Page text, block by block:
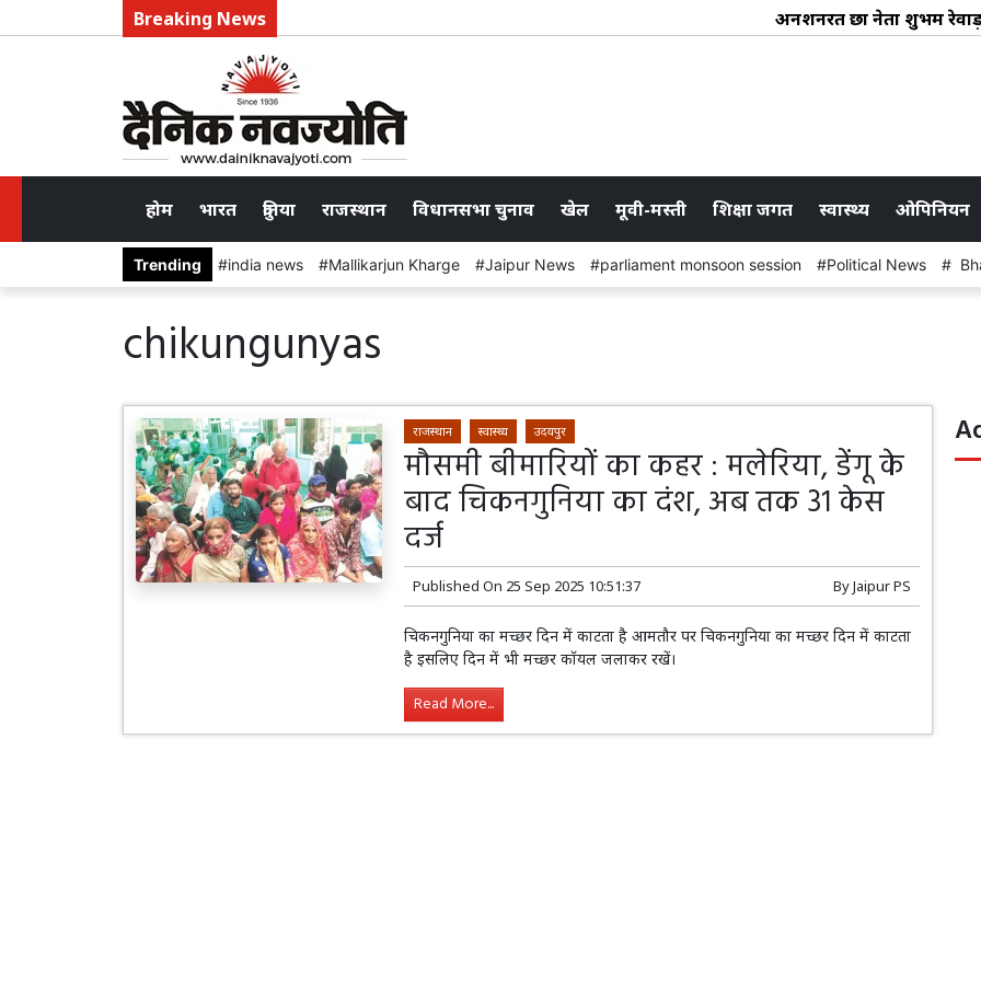
Breaking News अनशनरत छात्र नेता शुभम
होम भारत दुनिया राजस्थान विधानसभा चुनाव खेल मूवी-मस्ती शिक्षा जगत स्वास्थ्य ओपिनियन
Trending india news Mallikarjun Kharge Jaipur News parliament monsoon session Political News
chikungunyas
राजस्थान स्वास्थ्य उदयपुर
मौसमी बीमारियों का कहर : मलेरिया, डेंगू के
बाद चिकनगुनिया का दंश, अब तक 31 केस
दर्ज
Published On 25 Sep 2025 10:51:37 ByJaipur PS
चिकनगुनिया का मच्छर दिन में काटता है आमतौर पर चिकनगुनिया का मच्छर दिन में काटता
है इसलिए दिन में भी मच्छर कॉयल जलाकर रखें।
Read More...